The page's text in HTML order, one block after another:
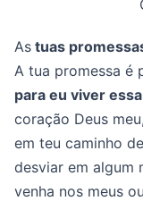
As tuas
A tua promessa é
para eu viver
coração Deus
em teu caminho
desviar em algum
venha nos meus